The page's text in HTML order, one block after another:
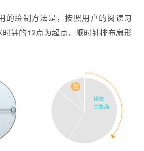
的绘制方法是，按照用户的阅读习
钟的12点为起点，顺时针排布扇形